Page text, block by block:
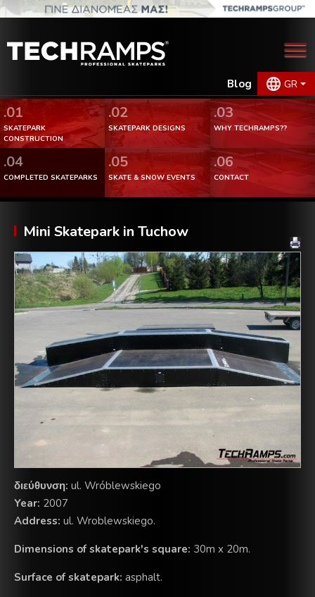
Blog GR
.01
SKATEPARK
CONSTRUCTION
.02
SKATEPARK DESIGNS
.03
WHY TECHRAMPS??
.04
COMPLETED SKATEPARKS
.05
SKATE & SNOW EVENTS
.06
CONTACT
Mini Skatepark in Tuchow
διεύθυνση: ul. Wróblewskiego
Year: 2007
Address: ul. Wroblewskiego.
Dimensions of skatepark's square: 30m x 20m.
Surface of skatepark: asphalt.